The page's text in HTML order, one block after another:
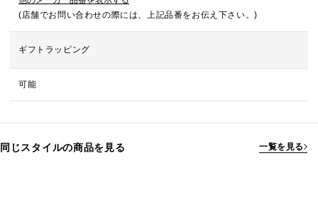
(店舗でお問い合わせの際には、上記品番をお伝え下さい。)
ギフトラッピング
可能
同じスタイルの商品を見る 一覧を見る